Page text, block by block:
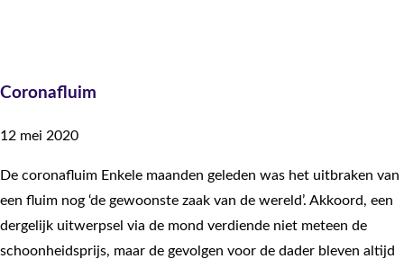
Coronafluim
12 mei 2020
De coronafluim Enkele maanden geleden was het uitbraken van
een fluim nog ‘de gewoonste zaak van de wereld’. Akkoord, een
dergelijk uitwerpsel via de mond verdiende niet meteen de
schoonheidsprijs, maar de gevolgen voor de dader bleven altijd